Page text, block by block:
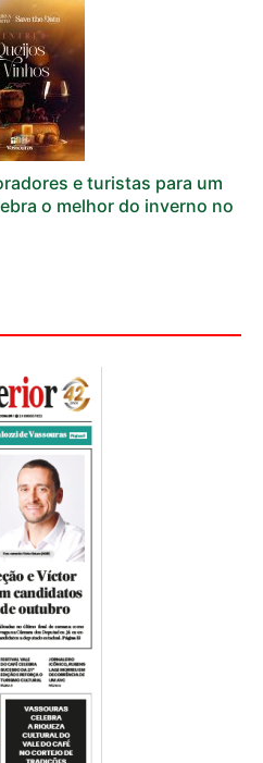
e turistas para um
o melhor do inverno no